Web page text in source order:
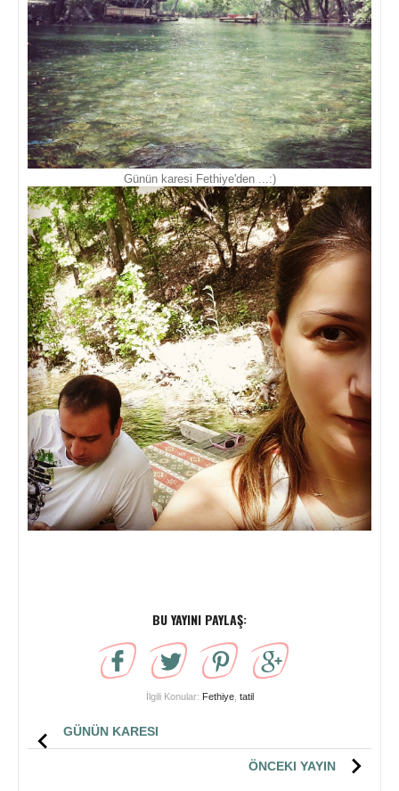
Günün karesi Fethiye'den ...:)
BU YAYINI PAYLAŞ:
İlgili Konular: Fethiye, tatil
GÜNÜN KARESI
ÖNCEKI YAYIN